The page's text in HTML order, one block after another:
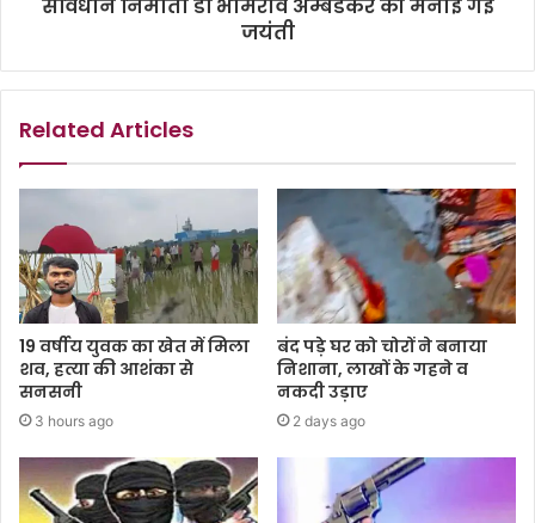
संविधान निर्माता डॉ भीमराव अम्बेडकर की मनाई गई
जयंती
Related Articles
19 वर्षीय युवक का खेत में मिला
शव, हत्या की आशंका से
सनसनी
3 hours ago
बंद पड़े घर को चोरों ने बनाया
निशाना, लाखों के गहने व
नकदी उड़ाए
2 days ago